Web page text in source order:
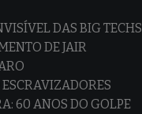
DAS BIG TECHS
DE JAIR
ESCRAVIZADORES
60 ANOS DO GOLPE